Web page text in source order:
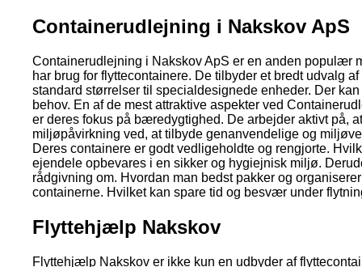
Containerudlejning i Nakskov ApS
Containerudlejning i Nakskov ApS er en anden populær
har brug for flyttecontainere. De tilbyder et bredt udvalg
standard størrelser til specialdesignede enheder. Der
behov. En af de mest attraktive aspekter ved
er deres fokus på bæredygtighed. De arbejder aktivt på,
miljøpåvirkning ved, at tilbyde genanvendelige og
Deres containere er godt vedligeholdte og rengjorte.
ejendele opbevares i en sikker og hygiejnisk miljø.
rådgivning om. Hvordan man bedst pakker og
containerne. Hvilket kan spare tid og besvær under
Flyttehjælp Nakskov
Flyttehjælp Nakskov er ikke kun en udbyder af